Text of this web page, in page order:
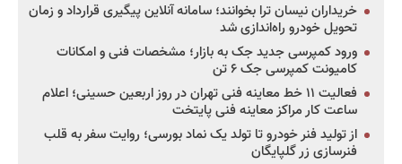
خریداران نیسان ترا بخوانند؛ سامانه آنلاین پیگیری قرارداد و زمان
تحویل خودرو راه‌اندازی شد
ورود کمپرسی جدید جک به بازار؛ مشخصات فنی و امکانات
کامیونت کمپرسی جک ۶ تن
فعالیت ۱۱ خط معاینه فنی تهران در روز اربعین حسینی؛ اعلام
ساعت کار مراکز معاینه فنی پایتخت
از تولید فنر خودرو تا تولد یک نماد بورسی؛ روایت سفر به قلب
فنرسازی زر گلپایگان